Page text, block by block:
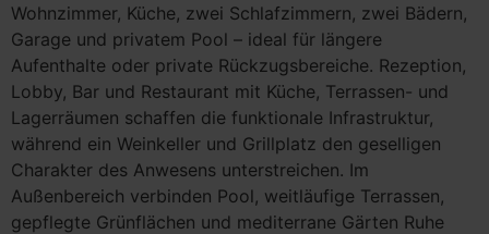
Wohnzimmer, Küche, zwei Schlafzimmern, zwei Bädern,
Garage und privatem Pool – ideal für längere
Aufenthalte oder private Rückzugsbereiche. Rezeption,
Lobby, Bar und Restaurant mit Küche, Terrassen- und
Lagerräumen schaffen die funktionale Infrastruktur,
während ein Weinkeller und Grillplatz den geselligen
Charakter des Anwesens unterstreichen. Im
Außenbereich verbinden Pool, weitläufige Terrassen,
gepflegte Grünflächen und mediterrane Gärten Ruhe